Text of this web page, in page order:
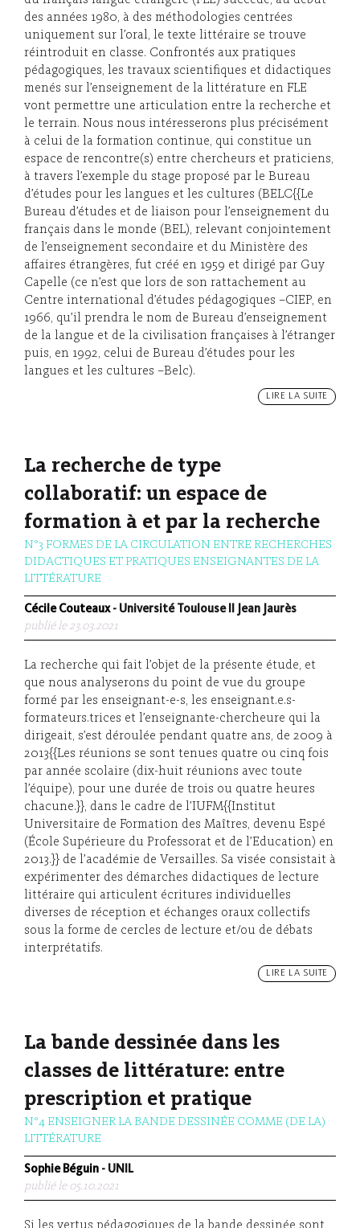
des années 1980, à des méthodologies centrées
uniquement sur l’oral, le texte littéraire se trouve
réintroduit en classe. Confrontés aux pratiques
pédagogiques, les travaux scientifiques et didactiques
menés sur l’enseignement de la littérature en FLE
vont permettre une articulation entre la recherche et
le terrain. Nous nous intéresserons plus précisément
à celui de la formation continue, qui constitue un
espace de rencontre(s) entre chercheurs et praticiens,
à travers l’exemple du stage proposé par le Bureau
d’études pour les langues et les cultures (BELC{{Le
Bureau d’études et de liaison pour l’enseignement du
français dans le monde (BEL), relevant conjointement
de l’enseignement secondaire et du Ministère des
affaires étrangères, fut créé en 1959 et dirigé par Guy
Capelle (ce n’est que lors de son rattachement au
Centre international d’études pédagogiques –CIEP, en
1966, qu’il prendra le nom de Bureau d’enseignement
de la langue et de la civilisation françaises à l’étranger
puis, en 1992, celui de Bureau d’études pour les
langues et les cultures –Belc).
LIRE LA SUITE
La recherche de type
collaboratif: un espace de
formation à et par la recherche
N°3 FORMES DE LA CIRCULATION ENTRE RECHERCHES
DIDACTIQUES ET PRATIQUES ENSEIGNANTES DE LA
LITTÉRATURE
Cécile Couteaux- Université Toulouse II Jean Jaurès
publié le 23.03.2021
La recherche qui fait l’objet de la présente étude, et
que nous analyserons du point de vue du groupe
formé par les enseignant-e-s, les enseignant.e.s-
formateurs.trices et l’enseignante-chercheure qui la
dirigeait, s’est déroulée pendant quatre ans, de 2009 à
2013{{Les réunions se sont tenues quatre ou cinq fois
par année scolaire (dix-huit réunions avec toute
l’équipe), pour une durée de trois ou quatre heures
chacune.}}, dans le cadre de l’IUFM{{Institut
Universitaire de Formation des Maîtres, devenu Espé
(École Supérieure du Professorat et de l’Education) en
2013.}} de l’académie de Versailles. Sa visée consistait à
expérimenter des démarches didactiques de lecture
littéraire qui articulent écritures individuelles
diverses de réception et échanges oraux collectifs
sous la forme de cercles de lecture et/ou de débats
interprétatifs.
LIRE LA SUITE
La bande dessinée dans les
classes de littérature: entre
prescription et pratique
N°4 ENSEIGNER LA BANDE DESSINÉE COMME (DE LA)
LITTÉRATURE
Sophie Béguin - UNIL
publié le 05.10.2021